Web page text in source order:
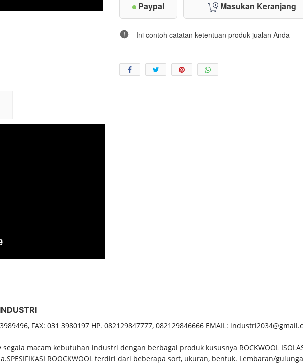
Paypal Masukan Keranjang
Ini contoh catatan ketentuan produk jualan Anda
3989496, FAX: 031 3980197 HP. 082129847777, 082129846666 EMAIL:
segala macam kebutuhan industri dengan berbagai produk kususnya ROCKWOOL
ROOCKWOOL terdiri dari beberapa sort, ukuran, bentuk. Lembaran/